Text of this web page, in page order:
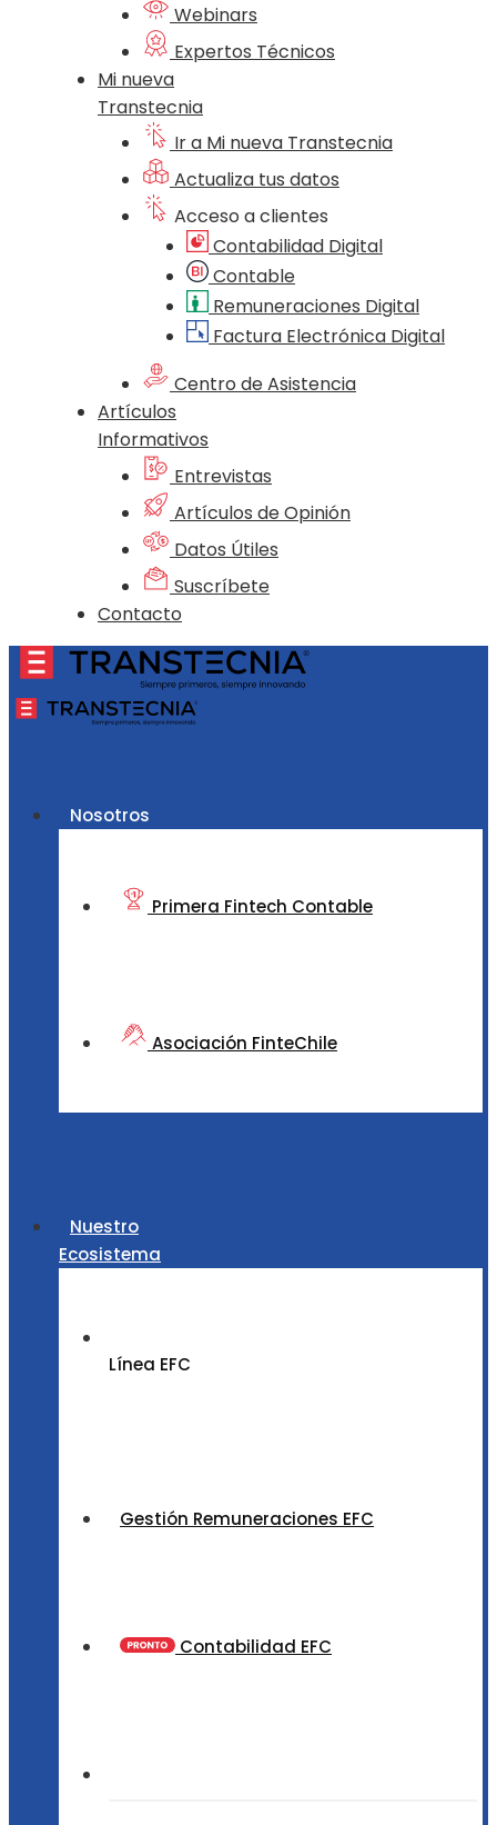
Webinars
Expertos Técnicos
Mi nueva
Transtecnia
Ir a Mi nueva Transtecnia
Actualiza tus datos
Acceso a clientes
Contabilidad Digital
Contable
Remuneraciones Digital
Factura Electrónica Digital
Centro de Asistencia
Artículos
Informativos
Entrevistas
Artículos de Opinión
Datos Útiles
Suscríbete
Contacto
Nosotros
Primera Fintech Contable
Asociación FinteChile
Nuestro
Ecosistema
Línea EFC
Gestión Remuneraciones EFC
Contabilidad EFC